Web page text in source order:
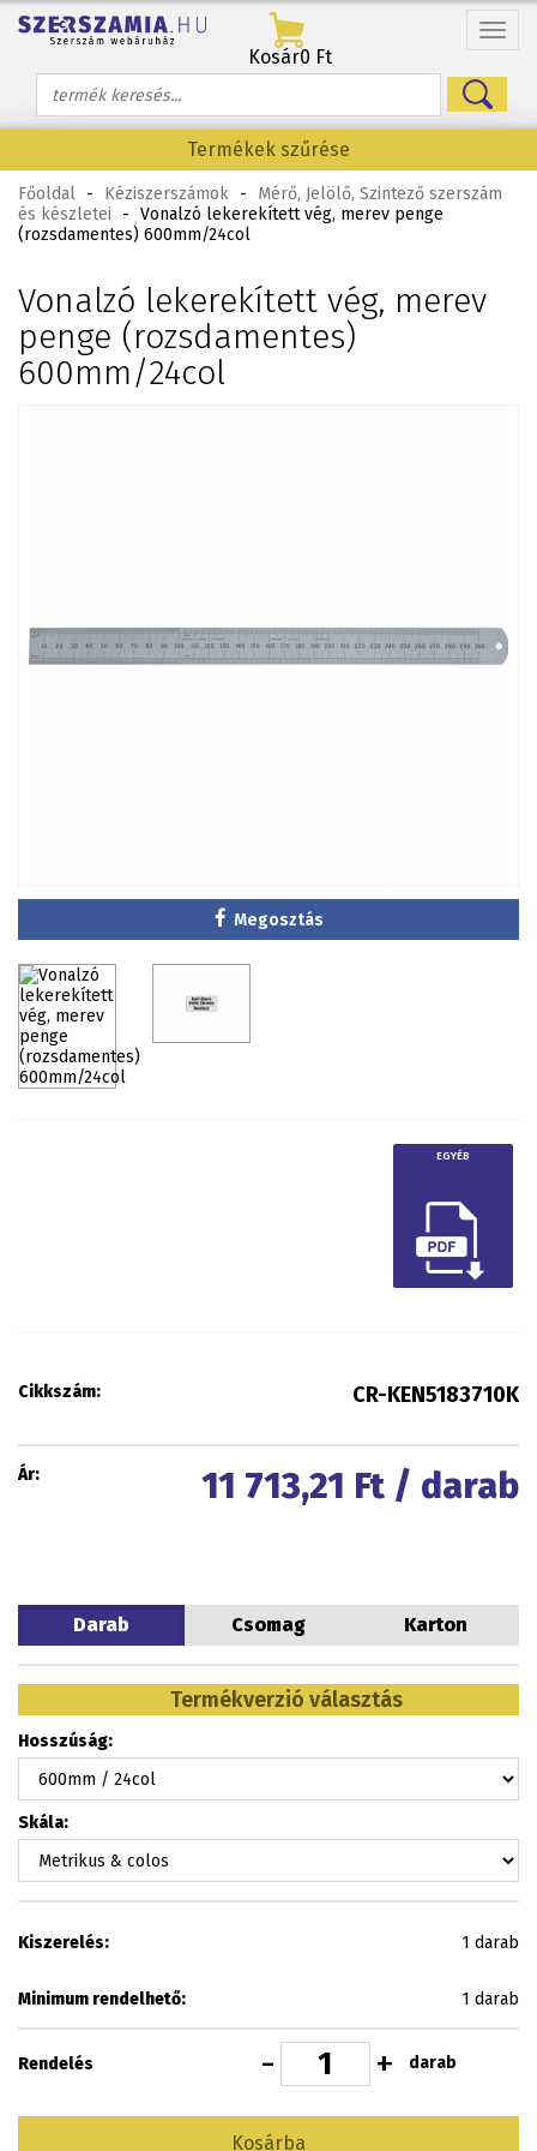
Menü
Kosár0 Ft
Termékek szűrése
Főoldal - Kéziszerszámok -
Mérő, Jelölő, Szintező szerszám
és készletei
- Vonalzó lekerekített vég, merev penge
(rozsdamentes) 600mm/24col
Vonalzó lekerekített vég, merev
penge (rozsdamentes)
600mm/24col
Megosztás
EGYÉB
Cikkszám: CR-KEN5183710K
Ár: 11 713,21 Ft / darab
Darab Csomag Karton
Termékverzió választás
Hosszúság:
Skála:
Kiszerelés: 1 darab
Minimum rendelhető: 1 darab
Rendelés - + darab
Kosárba